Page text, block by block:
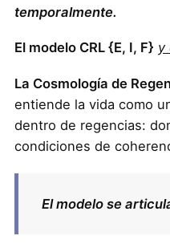
temporalmente.
El modelo CRL {E, I, F} y
La Cosmología de
entiende la vida como
dentro de regencias:
condiciones de
El modelo se